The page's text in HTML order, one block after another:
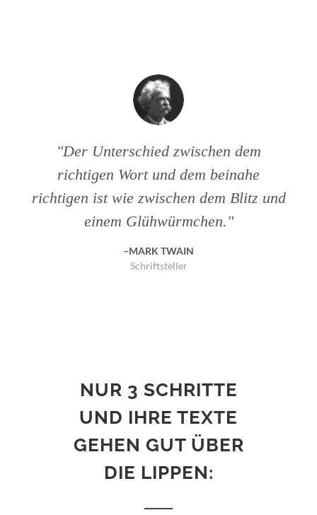
Der Unterschied zwischen dem
richtigen Wort und dem beinahe
richtigen ist wie zwischen dem Blitz und
einem Glühwürmchen.
MARK TWAIN
Schriftsteller
NUR 3 SCHRITTE
UND IHRE TEXTE
GEHEN GUT ÜBER
DIE LIPPEN: